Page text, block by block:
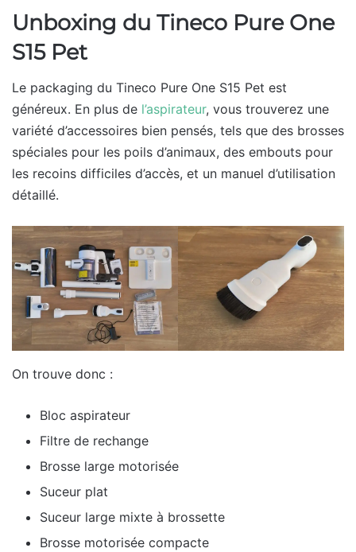
Unboxing du Tineco Pure One
S15 Pet
Le packaging du Tineco Pure One S15 Pet est
généreux. En plus de l’aspirateur, vous trouverez une
variété d’accessoires bien pensés, tels que des brosses
spéciales pour les poils d’animaux, des embouts pour
les recoins difficiles d’accès, et un manuel d’utilisation
détaillé.
On trouve donc :
Bloc aspirateur
Filtre de rechange
Brosse large motorisée
Suceur plat
Suceur large mixte à brossette
Brosse motorisée compacte